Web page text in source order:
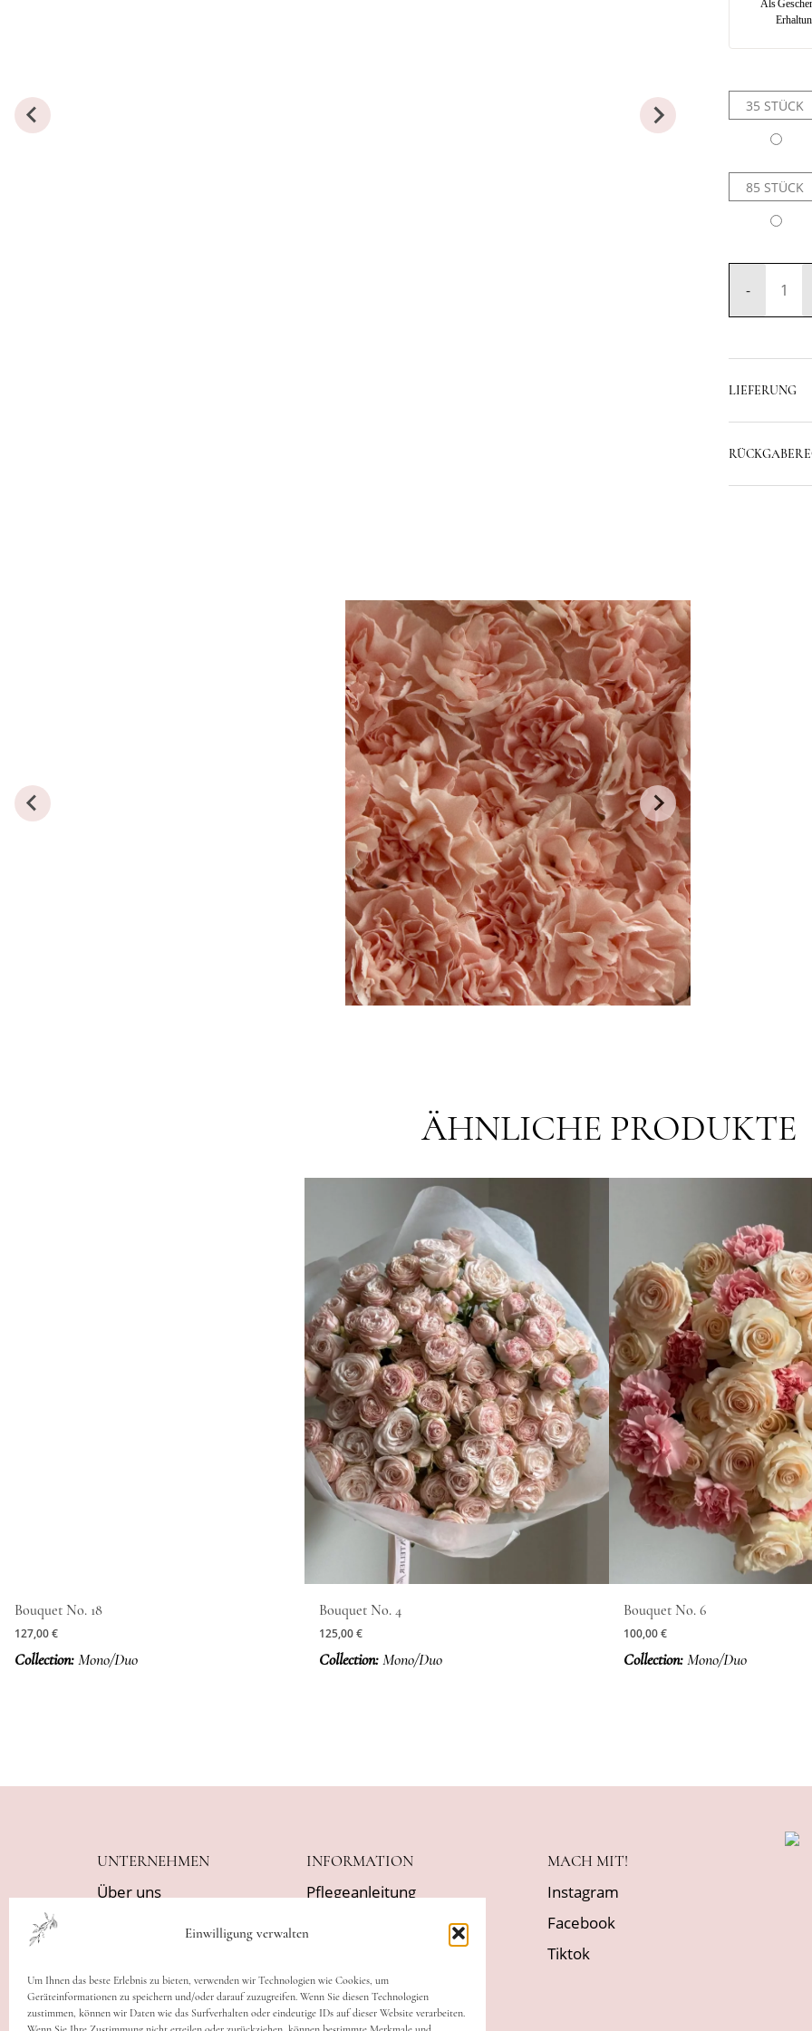
Einwilligung verwalten
Um Ihnen das beste Erlebnis zu bieten, verwenden wir Technologien wie Cookies, um
Geräteinformationen zu speichern und/oder darauf zuzugreifen. Wenn Sie diesen Technologien
zustimmen, können wir Daten wie das Surfverhalten oder eindeutige IDs auf dieser Website verarbeiten.
Als
35 STÜCK
85 STÜCK
LIEFERUNG
ÄHNLICHE PRODUKTE
Bouquet No. 18
127,00€
Collection:Mono/Duo
Bouquet No. 4
125,00€
Collection:Mono/Duo
Bouquet No. 6
100,00€
Collection:Mono/Duo
UNTERNEHMEN
Über uns
Leitartikel
INFORMATION
Pflegeanleitung
Widerrufsbelehrung
Allgemeine
Geschäftsbedingungen
MACH MIT!
Instagram
Facebook
Tiktok